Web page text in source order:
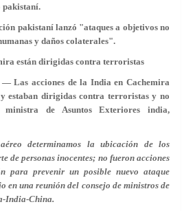
pakistaní.
pakistaní lanzó "ataques a objetivos no
y daños colaterales".
están dirigidas contra terroristas
Las acciones de la India en Cachemira
estaban dirigidas contra terroristas y no
de Asuntos Exteriores india,
determinamos la ubicación de los
de personas inocentes; no fueron acciones
para prevenir un posible nuevo ataque
una reunión del consejo de ministros de
India-China.